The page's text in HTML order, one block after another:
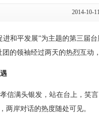
2014-10-
进和平发展”为主题的第三届
的领袖经过两天的热烈互动
信满头银发，站在台上，笑
两岸对话的热度随处可见。